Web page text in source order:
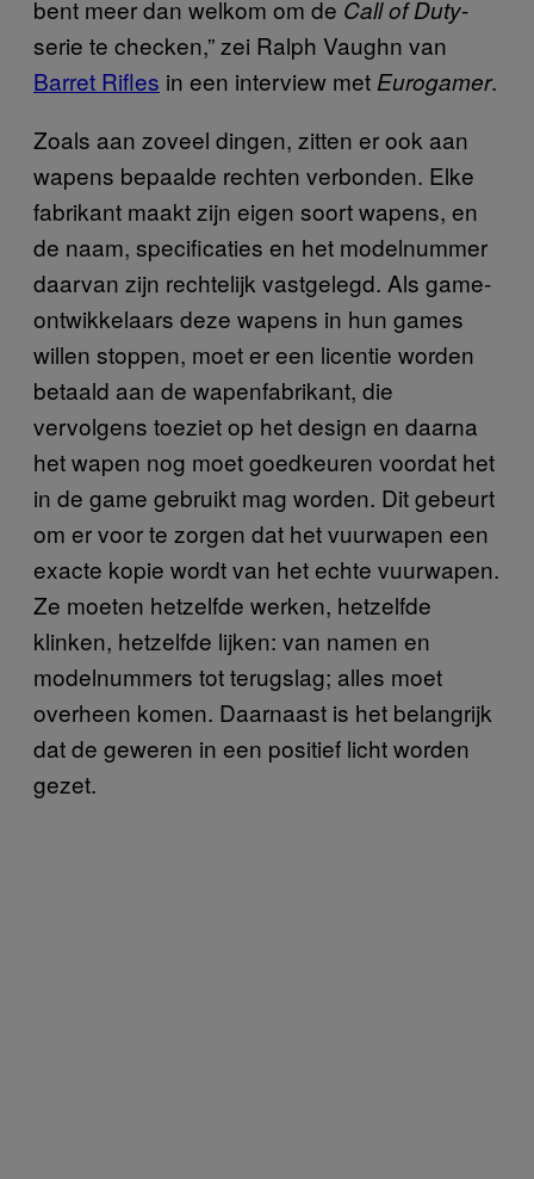
bent meer dan welkom om de Call of Duty-
serie te checken,” zei Ralph Vaughn van
Barret Rifles in een interview met Eurogamer.
Zoals aan zoveel dingen, zitten er ook aan
wapens bepaalde rechten verbonden. Elke
fabrikant maakt zijn eigen soort wapens, en
de naam, specificaties en het modelnummer
daarvan zijn rechtelijk vastgelegd. Als game-
ontwikkelaars deze wapens in hun games
willen stoppen, moet er een licentie worden
betaald aan de wapenfabrikant, die
vervolgens toeziet op het design en daarna
het wapen nog moet goedkeuren voordat het
in de game gebruikt mag worden. Dit gebeurt
om er voor te zorgen dat het vuurwapen een
exacte kopie wordt van het echte vuurwapen.
Ze moeten hetzelfde werken, hetzelfde
klinken, hetzelfde lijken: van namen en
modelnummers tot terugslag; alles moet
overheen komen. Daarnaast is het belangrijk
dat de geweren in een positief licht worden
gezet.